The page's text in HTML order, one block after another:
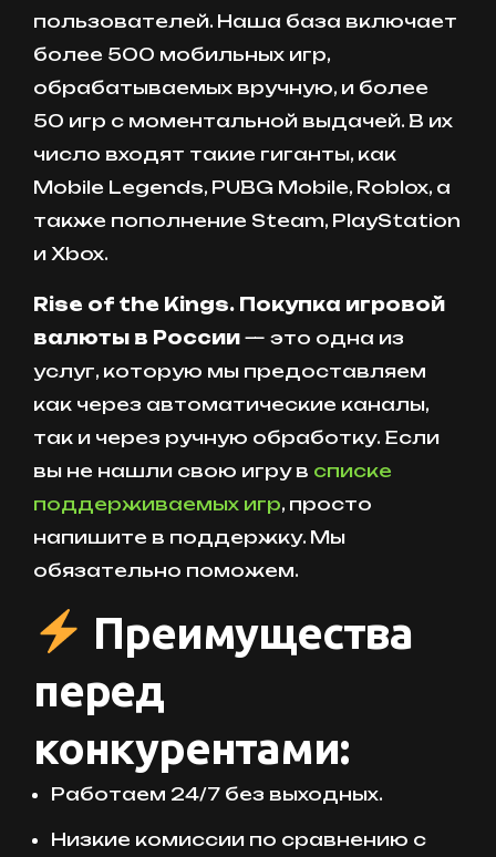
пользователей. Наша база включает
более 500 мобильных игр,
обрабатываемых вручную, и более
50 игр с моментальной выдачей. В их
число входят такие гиганты, как
Mobile Legends, PUBG Mobile, Roblox, а
также пополнение Steam, PlayStation
и Xbox.
Rise of the Kings. Покупка игровой
валюты в России — это одна из
услуг, которую мы предоставляем
как через автоматические каналы,
так и через ручную обработку. Если
вы не нашли свою игру в списке
поддерживаемых игр, просто
напишите в поддержку. Мы
обязательно поможем.
Преимущества
перед
конкурентами:
Работаем 24/7 без выходных.
Низкие комиссии по сравнению с